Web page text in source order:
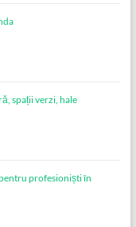
spații verzi, hale
profesioniști în